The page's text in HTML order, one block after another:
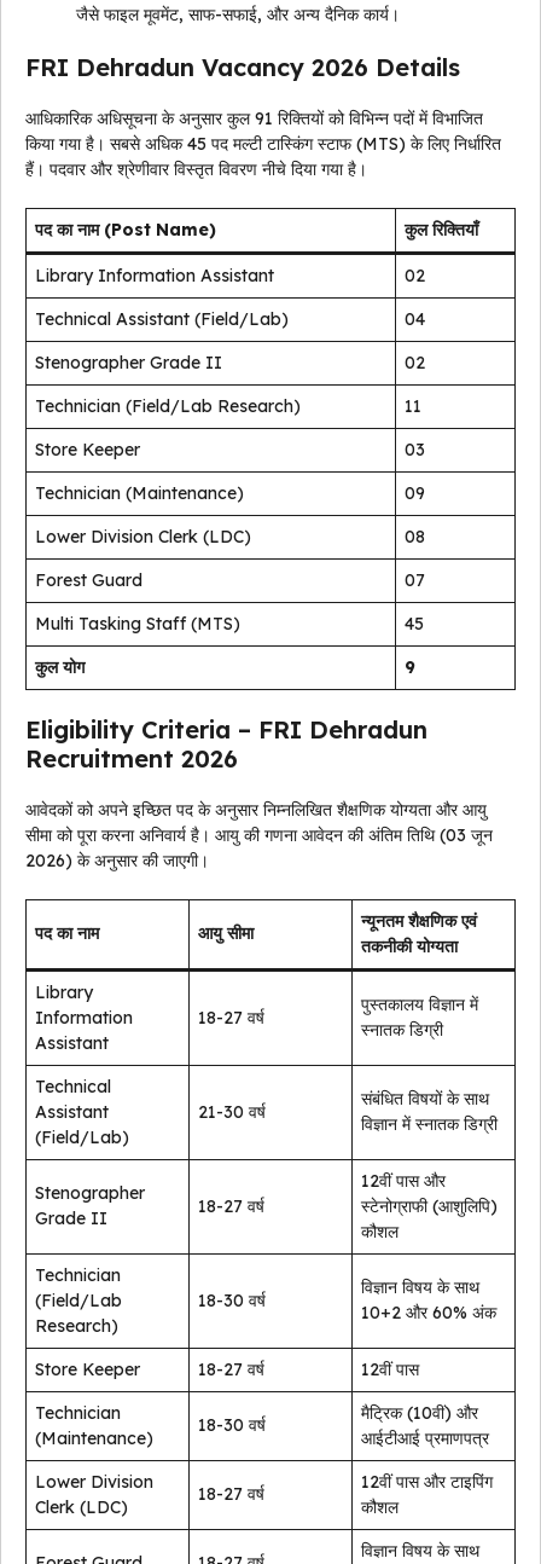
जैसे फाइल मूवमेंट, साफ-सफाई, और अन्य दैनिक कार्य।
FRI Dehradun Vacancy 2026 Details
आधिकारिक अधिसूचना के अनुसार कुल 91 रिक्तियों को विभिन्न पदों में विभाजित
किया गया है। सबसे अधिक 45 पद मल्टी टास्किंग स्टाफ (MTS) के लिए निर्धारित
हैं। पदवार और श्रेणीवार विस्तृत विवरण नीचे दिया गया है।
पद का नाम (Post Name) कुल रिक्तियाँ
Library Information Assistant
02
Technical Assistant (Field/Lab)
04
Stenographer Grade II
02
Technician (Field/Lab Research)
11
Store Keeper
03
Technician (Maintenance)
09
Lower Division Clerk (LDC)
08
Forest Guard
07
Multi Tasking Staff (MTS)
45
कुल योग
9
Eligibility Criteria – FRI Dehradun
Recruitment 2026
आवेदकों को अपने इच्छित पद के अनुसार निम्नलिखित शैक्षणिक योग्यता और आयु
सीमा को पूरा करना अनिवार्य है। आयु की गणना आवेदन की अंतिम तिथि (03 जून
2026) के अनुसार की जाएगी।
पद का नाम आयु सीमा
न्यूनतम शैक्षणिक एवं
तकनीकी योग्यता
Library
Information
Assistant
18-27 वर्ष
पुस्तकालय विज्ञान में
स्नातक डिग्री
Technical
Assistant
(Field/Lab)
21-30 वर्ष
संबंधित विषयों के साथ
विज्ञान में स्नातक डिग्री
Stenographer
Grade II
18-27 वर्ष
12वीं पास और
स्टेनोग्राफी (आशुलिपि)
कौशल
Technician
(Field/Lab
Research)
18-30 वर्ष
विज्ञान विषय के साथ
10+2 और 60% अंक
Store Keeper 18-27 वर्ष
12वीं पास
Technician
(Maintenance)
18-30 वर्ष
मैट्रिक (10वीं) और
आईटीआई प्रमाणपत्र
Lower Division
Clerk (LDC)
18-27 वर्ष
12वीं पास और टाइपिंग
कौशल
विज्ञान विषय के साथ